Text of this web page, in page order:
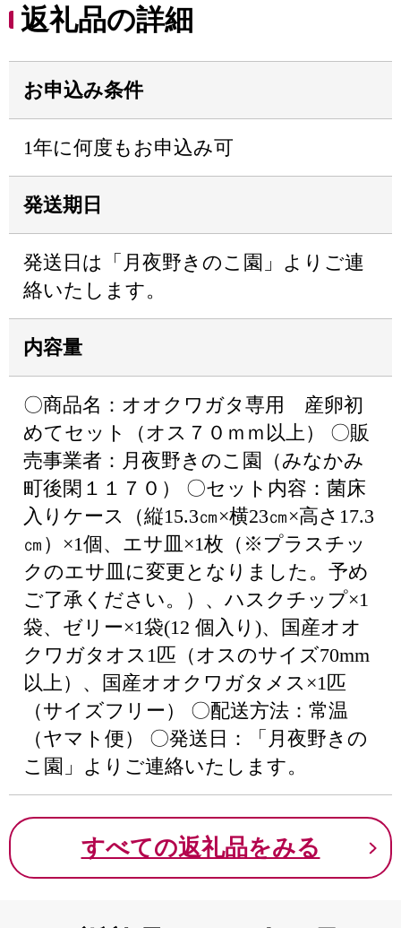
返礼品の詳細
お申込み条件
1年に何度もお申込み可
発送期日
発送日は「月夜野きのこ園」よりご連
絡いたします。
内容量
〇商品名：オオクワガタ専用 産卵初
めてセット（オス７０ｍｍ以上） 〇販
売事業者：月夜野きのこ園（みなかみ
町後閑１１７０） 〇セット内容：菌床
入りケース（縦15.3㎝×横23㎝×高さ17.3
㎝）×1個、エサ皿×1枚（※プラスチッ
クのエサ皿に変更となりました。予め
ご了承ください。）、ハスクチップ×1
袋、ゼリー×1袋(12 個入り)、国産オオ
クワガタオス1匹（オスのサイズ70mm
以上）、国産オオクワガタメス×1匹
（サイズフリー） 〇配送方法：常温
（ヤマト便） 〇発送日：「月夜野きの
こ園」よりご連絡いたします。
すべての返礼品をみる